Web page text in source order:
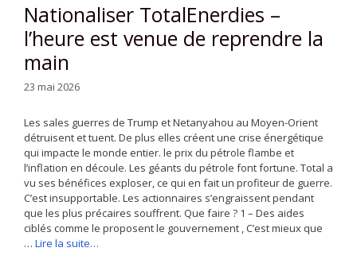
Nationaliser TotalEnerdies –
l’heure est venue de reprendre la
main
23 mai 2026
Les sales guerres de Trump et Netanyahou au Moyen-Orient
détruisent et tuent. De plus elles créent une crise énergétique
qui impacte le monde entier. le prix du pétrole flambe et
l’inflation en découle. Les géants du pétrole font fortune. Total a
vu ses bénéfices exploser, ce qui en fait un profiteur de guerre.
C’est insupportable. Les actionnaires s’engraissent pendant
que les plus précaires souffrent. Que faire ? 1 – Des aides
ciblés comme le proposent le gouvernement , C’est mieux que
… Lire la suite…